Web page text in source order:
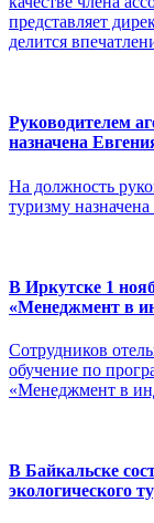
представляет
делится
Руководителем
назначена
На должность
туризму
В Иркутске 1
«Менеджмент в
Сотрудников
обучение по
«Менеджмент в
В Байкальске
экологического